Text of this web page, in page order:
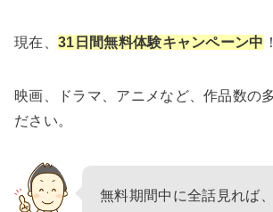
現在、 31日間無料体験キャンペーン中 ！
映画、ドラマ、アニメなど、作品数の
ださい。
無料期間中に全話見れば